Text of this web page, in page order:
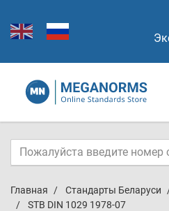
Главная Стандарты Беларуси
STB DIN 1029 1978-07